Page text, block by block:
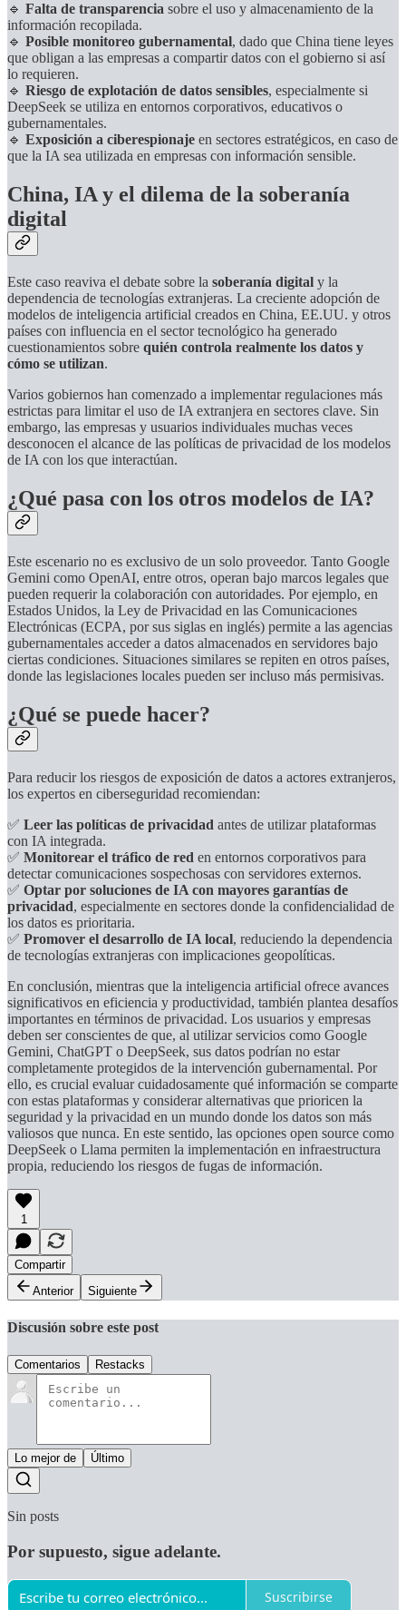
🔹 Falta de transparencia sobre el uso y almacenamiento de la
información recopilada.
🔹 Posible monitoreo gubernamental, dado que China tiene leyes
que obligan a las empresas a compartir datos con el gobierno si así
lo requieren.
🔹 Riesgo de explotación de datos sensibles, especialmente si
DeepSeek se utiliza en entornos corporativos, educativos o
gubernamentales.
🔹 Exposición a ciberespionaje en sectores estratégicos, en caso de
que la IA sea utilizada en empresas con información sensible.
China, IA y el dilema de la soberanía
digital
Este caso reaviva el debate sobre la soberanía digital y la
dependencia de tecnologías extranjeras. La creciente adopción de
modelos de inteligencia artificial creados en China, EE.UU. y otros
países con influencia en el sector tecnológico ha generado
cuestionamientos sobre quién controla realmente los datos y
cómo se utilizan.
Varios gobiernos han comenzado a implementar regulaciones más
estrictas para limitar el uso de IA extranjera en sectores clave. Sin
embargo, las empresas y usuarios individuales muchas veces
desconocen el alcance de las políticas de privacidad de los modelos
de IA con los que interactúan.
¿Qué pasa con los otros modelos de IA?
Este escenario no es exclusivo de un solo proveedor. Tanto Google
Gemini como OpenAI, entre otros, operan bajo marcos legales que
pueden requerir la colaboración con autoridades. Por ejemplo, en
Estados Unidos, la Ley de Privacidad en las Comunicaciones
Electrónicas (ECPA, por sus siglas en inglés) permite a las agencias
gubernamentales acceder a datos almacenados en servidores bajo
ciertas condiciones. Situaciones similares se repiten en otros países,
donde las legislaciones locales pueden ser incluso más permisivas.
¿Qué se puede hacer?
Para reducir los riesgos de exposición de datos a actores extranjeros,
los expertos en ciberseguridad recomiendan:
✅ Leer las políticas de privacidad antes de utilizar plataformas
con IA integrada.
✅ Monitorear el tráfico de red en entornos corporativos para
detectar comunicaciones sospechosas con servidores externos.
✅ Optar por soluciones de IA con mayores garantías de
privacidad, especialmente en sectores donde la confidencialidad de
los datos es prioritaria.
✅ Promover el desarrollo de IA local, reduciendo la dependencia
de tecnologías extranjeras con implicaciones geopolíticas.
En conclusión, mientras que la inteligencia artificial ofrece avances
significativos en eficiencia y productividad, también plantea desafíos
importantes en términos de privacidad. Los usuarios y empresas
deben ser conscientes de que, al utilizar servicios como Google
Gemini, ChatGPT o DeepSeek, sus datos podrían no estar
completamente protegidos de la intervención gubernamental. Por
ello, es crucial evaluar cuidadosamente qué información se comparte
con estas plataformas y considerar alternativas que prioricen la
seguridad y la privacidad en un mundo donde los datos son más
valiosos que nunca. En este sentido, las opciones open source como
DeepSeek o Llama permiten la implementación en infraestructura
propia, reduciendo los riesgos de fugas de información.
1
Compartir
Anterior
Siguiente
Discusión sobre este post
Comentarios Restacks
Lo mejor de Último
Sin posts
Por supuesto, sigue adelante.
Suscribirse